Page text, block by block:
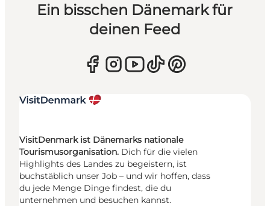
Ein bisschen Dänemark für
deinen Feed
VisitDenmark ist Dänemarks nationale
Tourismusorganisation. Dich für die vielen
Highlights des Landes zu begeistern, ist
buchstäblich unser Job – und wir hoffen, dass
du jede Menge Dinge findest, die du
unternehmen und besuchen kannst.